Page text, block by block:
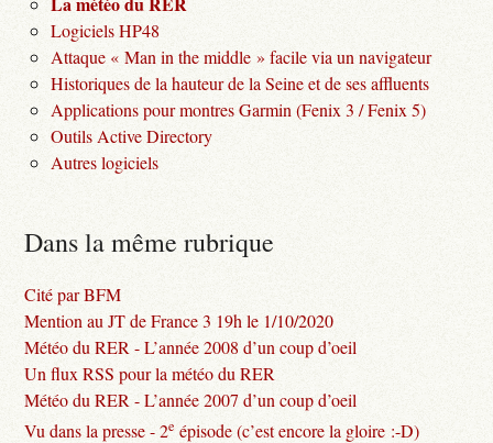
Logiciels HP48
Attaque « Man in the middle » facile via un navigateur
Historiques de la hauteur de la Seine et de ses affluents
Applications pour montres Garmin (Fenix 3 / Fenix 5)
Outils Active Directory
Autres logiciels
Dans la même rubrique
Cité par BFM
Mention au JT de France 3 19h le 1/10/2020
Météo du RER - L’année 2008 d’un coup d’oeil
Un flux RSS pour la météo du RER
Météo du RER - L’année 2007 d’un coup d’oeil
Vu dans la presse - 2e épisode (c’est encore la gloire :-D)